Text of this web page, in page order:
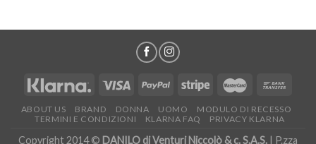
ABOUT US BRAND DONNA UOMO
MODULO DI RECESSO
TERMINI E CONDIZIONI
KLARNA FAQ PRIVACY KLARNA
Copyright 2014 © DANILO di Venturi Niccolò & c. S.A.S. | P.zza